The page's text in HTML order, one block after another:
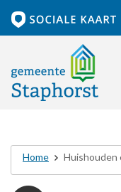
Home Huishouden